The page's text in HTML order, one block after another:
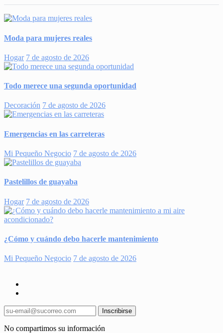
Moda para mujeres reales
Hogar 7 de agosto de 2026
Todo merece una segunda oportunidad
Decoración 7 de agosto de 2026
Emergencias en las carreteras
Mi Pequeño Negocio 7 de agosto de 2026
Pastelillos de guayaba
Hogar 7 de agosto de 2026
¿Cómo y cuándo debo hacerle mantenimiento
Mi Pequeño Negocio 7 de agosto de 2026
Inscribirse
No compartimos su información